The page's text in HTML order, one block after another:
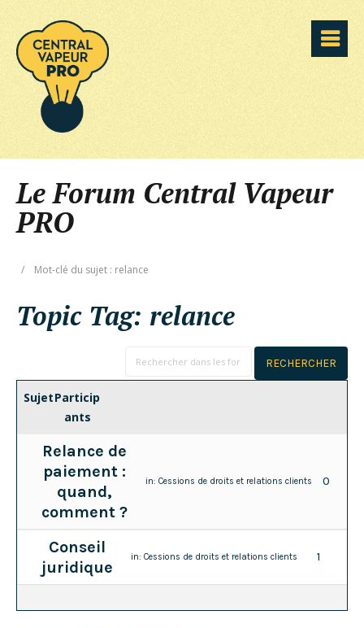
Le Forum Central Vapeur
PRO
/ Mot-clé du sujet : relance
Topic Tag: relance
SujetParticip
ants
Relance de
paiement :
quand,
comment ?
in:Cessions de droits et relations clients 0
Conseil
juridique
in: Cessions de droits et relations clients 1